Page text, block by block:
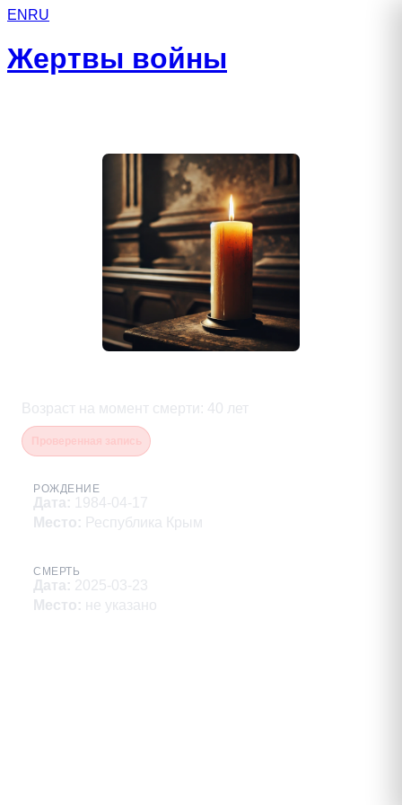
EN RU
Жертвы войны
Возраст на момент смерти : 40 лет
РОЖДЕНИЕ
Дата: 1984-04-17
Место: Республика Крым
СМЕРТЬ
Дата: 2025-03-23
Место: не указано